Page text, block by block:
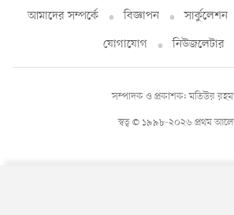
আমাদের সম্পর্কে বিজ্ঞাপন সার্কুলেশন
যোগাযোগ
নিউজলেটার
স্বত্ব © ১৯৯৮-২০২৬ প্রথম
সম্পাদক ও প্রকাশক: মতিউর